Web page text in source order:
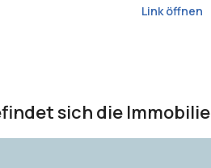
Link öffnen
sich die Immobilie